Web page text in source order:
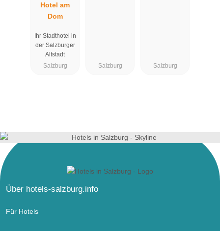
Hotel am
Dom
Ihr Stadthotel in
der Salzburger
Altstadt
Salzburg
Salzburg Salzburg
Über hotels-salzburg.info
Für Hotels